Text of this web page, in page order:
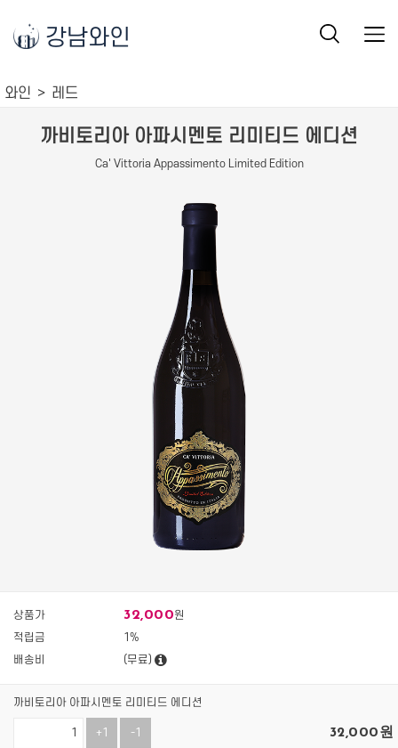
강남와인
와인 레드
까비토리아 아파시멘토 리미티드 에디션
Ca' Vittoria Appassimento Limited Edition
상품가 32,000원
적립금
1%
배송비
(무료)
까비토리아 아파시멘토 리미티드 에디션
+1 -1 32,000원